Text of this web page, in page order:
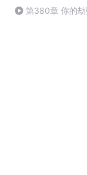
第380章 你的劫